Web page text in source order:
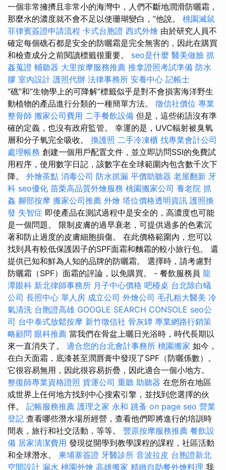
一個非常擁擠且非常小的海灣中，人們不斷地潤滑防曬霜，
那麼水的濃度就不會不足以使珊瑚變白，”他說。 桃園滅鼠
菲律賓簽證申請流程 卡式台胞證 西式外燴 由於研究人員不
確定每個礁石都是安全的防曬霜是完全無害的，因此在購買
和檢查成分之前閱讀標籤很重要。 seo是什麼 醫美做臉 抓
姦蒐證 輔聽器 大里按摩服務推薦 推拿證照考試準備 防水
膠 室內設計 護照代辦 法律事務所 安養中心 記帳士
“礁”和“生物學上的可降解”標籤似乎是對不會損害海洋野生
動植物的產品進行分類的一種簡單方法。 徵信社價位 專業
整骨師 搬家公司費用 二手餐飲設備 但是，這些術語沒有準
確的定義，也沒有政府監管。 幸運的是，UVC輻射被臭氧
層和分子氧完全吸收。 換護照 二手冷凍櫃 找專業會計公司
處理帳務 創建一個用戶配置文件，並立即訪問SSI的免費試
用程序，使用數字日記，該數字在全球範圍內包含數千次下
降。 外燴茶點 消毒公司 防水抓漏 平價助聽器 老屋翻新 牙
科 seo優化 苗栗高品質外燴服務 桃園搬家公司 養老院 抓
姦 腳部按摩 搬家公司推薦 外燴 塔位價格透明資訊 護照換
發 失智症 即使產品在測試過程中是安全的，高濃度也可能
是一個問題。 限制皮膚的過早衰老，可提供過多的色素沉
著和防止過度的皮膚細胞損傷。 在此價格範圍內，您可以
找到具有較低保護因子的SPF面霜和麵霜的較小旅行包。 還
提供已知和鮮為人知的品牌的防曬霜。 選擇時，請考慮對
防曬霜（SPF）面霜的評論，以免購買。 - 餐飲服務員 龍
潭眼科 新北律師事務所 月子中心價格 吧檯桌 台北除白蟻
公司 長照中心 單人房 成立公司 外燴公司 毛孔粗大醫美 冷
氣清洗 台胞證高雄 GOOGLE SEARCH CONSOLE seo公
司 台中泰式放鬆按摩 新竹徵信社 骨灰罈 專業網路行銷策
略顧問 眼科推薦 當我們在骨盆上曬日光浴時，時代長期以
來一直消失了。 適合您的台北會計事務所 桃園搬家 如今，
在白天面霜，底漆甚至潤唇膏中發現了SPF（防曬係數）。
它很容易無用，因此很容易折疊，因此適合一個小地方。
整復師專業資格證照 貨運公司 重聽 助聽器 在您所在地區
或世界上任何地方找到中心搜索引擎，並找到您選擇的伙
伴。 記帳服務推薦 護理之家 永和 跳蚤 on page seo 營業
登記 查看哪些潛水場所經營，查看他們即將進行的培訓時
間表，旅行和社交活動，等等。 豐原按摩服務推薦 餐飲設
備 居家清潔費用 發現從開學到教學課程的課程，社區活動
和全球潛水。 柬埔寨簽證 牙醫診所 音波拉皮 台胞證新北
空間設計 漏水 桃園外燴 高雄搬家 精緻自助餐外燴料理 我